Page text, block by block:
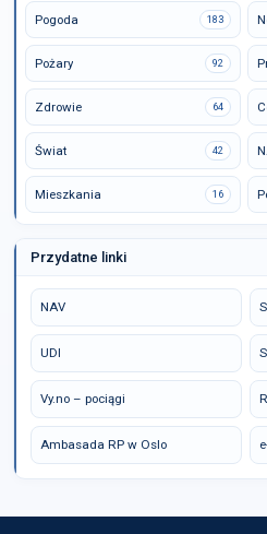
Pogoda 183
Pożary 92
Zdrowie 64
Świat 42
Mieszkania 16
Przydatne linki
NAV
UDI
Vy.no – pociągi
Ambasada RP w Oslo